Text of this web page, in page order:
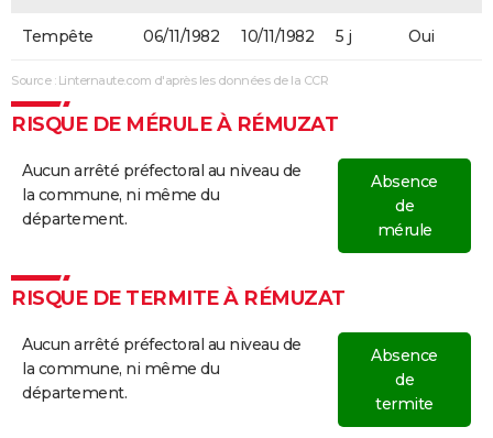
Tempête 06/11/1982 10/11/1982 5 j Oui
Source : Linternaute.com d'après les données de la CCR
RISQUE DE MÉRULE À RÉMUZAT
Aucun arrêté préfectoral au niveau de
la commune, ni même du
département.
Absence
de
mérule
RISQUE DE TERMITE À RÉMUZAT
Aucun arrêté préfectoral au niveau de
la commune, ni même du
département.
Absence
de
termite